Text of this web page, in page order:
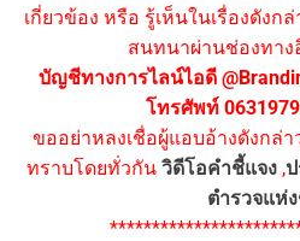
เกี่ยวข้อง หรือ รู้เห็นในเรื่องดังก
สนทนาผ่านช่องทาง
บัญชีทางการไลน์ไอดี
โทรศัพท์
ขออย่าหลงเชื่อผู้แอบอ้างดังกล่
ทราบโดยทั่วกัน วิดีโอคำชี้แจง ,
ตำรวจแห่